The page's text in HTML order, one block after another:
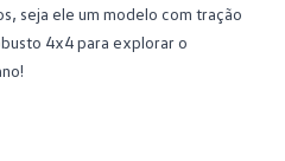
seja ele um modelo com tração
4x4 para explorar o
!